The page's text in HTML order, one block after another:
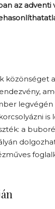
az adventi
közönséget
is
a